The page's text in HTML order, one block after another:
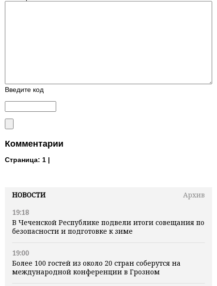
НОВОСТИ
Архив
19:18
В Чеченской Республике подвели итоги совещания по
безопасности и подготовке к зиме
19:00
Более 100 гостей из около 20 стран соберутся на
международной конференции в Грозном
Введите код
Комментарии
Страница: 1 |